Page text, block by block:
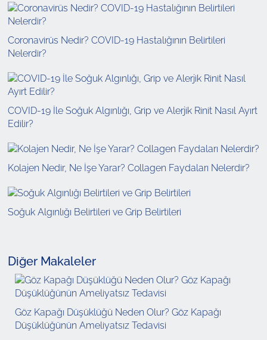
Coronavirüs Nedir? COVID-19 Hastalığının Belirtileri
Nelerdir?
COVID-19 İle Soğuk Algınlığı, Grip ve Alerjik Rinit Nasıl Ayırt
Edilir?
Kolajen Nedir, Ne İşe Yarar? Collagen Faydaları Nelerdir?
Soğuk Algınlığı Belirtileri ve Grip Belirtileri
Diğer Makaleler
Göz Kapağı Düşüklüğü Neden Olur? Göz Kapağı
Düşüklüğünün Ameliyatsız Tedavisi